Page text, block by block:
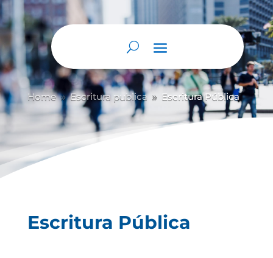
Abrir barra de herramientas
Home 9 Escritura publica 9 Escritura Pública
Escritura Pública